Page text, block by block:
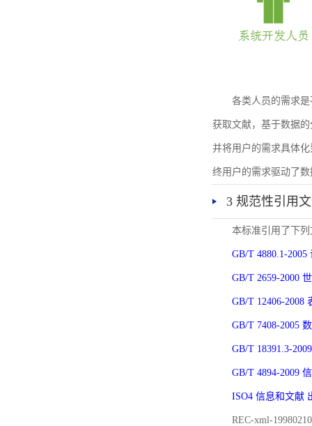
各类人员的需求
获取文献，基于数据
并将用户的需求具体
终用户的需求驱动了
3 规范性引用
本标准引用了下
GB/T 4880.1-
GB/T 2659-2000
GB/T 12406-2008
GB/T 7408-2005
GB/T 18391.3-
GB/T 4894-2009
ISO4 信息和文献
REC-xml-